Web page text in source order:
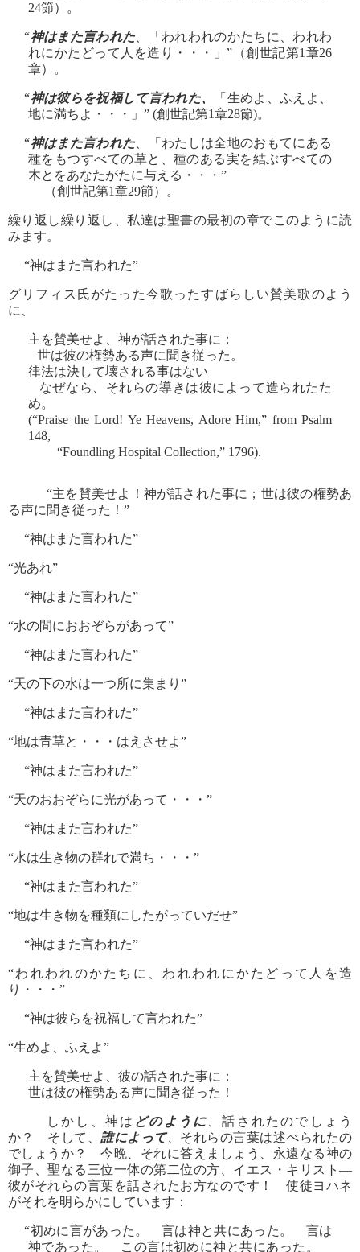
24節）。
“神はまた言われた 、「われわれのかたちに、われわ
れにかたどって人を造り・・・」”（創世記第1章26
章）。
“神は彼らを祝福して言われた、
「生めよ、ふえよ、
地に満ちよ・・・」” (創世記第1章28節)。
“神はまた言われた 、「わたしは全地のおもてにある
種をもつすべての草と、種のある実を結ぶすべての
木とをあなたがたに与える・・・”
（創世記第1章29節）。
繰り返し繰り返し、私達は聖書の最初の章でこのように読
みます。
“神はまた言われた”
グリフィス氏がたった今歌ったすばらしい賛美歌のよう
に、
主を賛美せよ、神が話された事に；
世は彼の権勢ある声に聞き従った。
律法は決して壊される事はない
なぜなら、それらの導きは彼によって造られたた
め。
(“Praise the Lord! Ye Heavens, Adore Him,” from Psalm
148,
“Foundling Hospital Collection,” 1796).
“主を賛美せよ！神が話された事に；世は彼の権勢あ
る声に聞き従った！”
“神はまた言われた”
“光あれ”
“神はまた言われた”
“水の間におおぞらがあって”
“神はまた言われた”
“天の下の水は一つ所に集まり”
“神はまた言われた”
“地は青草と・・・はえさせよ”
“神はまた言われた”
“天のおおぞらに光があって・・・”
“神はまた言われた”
“水は生き物の群れで満ち・・・”
“神はまた言われた”
“地は生き物を種類にしたがっていだせ”
“神はまた言われた”
“われわれのかたちに、われわれにかたどって人を造
り・・・”
“神は彼らを祝福して言われた”
“生めよ、ふえよ”
主を賛美せよ、彼の話された事に；
世は彼の権勢ある声に聞き従った！
しかし、神は どのように 、話されたのでしょう
か？ そして、誰によって、それらの言葉は述べられたの
でしょうか？ 今晩、それに答えましょう、永遠なる神の
御子、聖なる三位一体の第二位の方、イエス・キリスト―
彼がそれらの言葉を話されたお方なのです！ 使徒ヨハネ
がそれを明らかにしています：
“初めに言があった。 言は神と共にあった。 言は
神であった。 この言は初めに神と共にあった。